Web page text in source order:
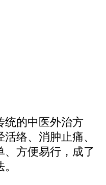
统的中医外治方
络、消肿止痛、
、方便易行，成了